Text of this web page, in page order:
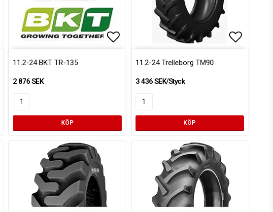
11.2-24 BKT TR-135
2 876 SEK
KÖP
11.2-24 Trelleborg TM90
3 436 SEK/Styck
KÖP